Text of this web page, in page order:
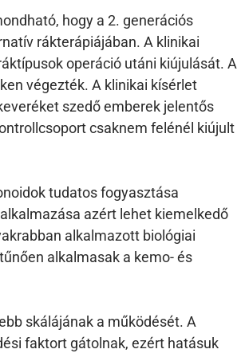
hogy a 2. generációs
rákterápiájában. A klinikai
operáció utáni kiújulását. A
végezték. A klinikai kísérlet
szedő emberek jelentős
csaknem felénél kiújult
tudatos fogyasztása
azért lehet kiemelkedő
alkalmazott biológiai
alkalmasak a kemo- és
skálájának a működését. A
faktort gátolnak, ezért hatásuk